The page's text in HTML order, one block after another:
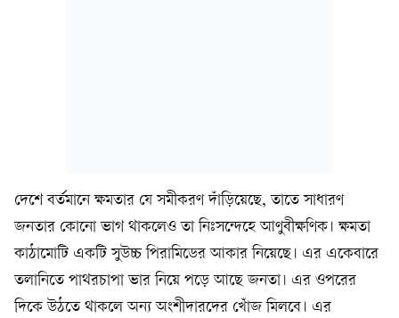
দেশে বর্তমানে ক্ষমতার যে সমীকরণ দাঁড়িয়েছে, তাতে সাধারণ
জনতার কোনো ভাগ থাকলেও তা নিঃসন্দেহে আণুবীক্ষণিক। ক্ষমতা
কাঠামোটি একটি সুউচ্চ পিরামিডের আকার নিয়েছে। এর একেবারে
তলানিতে পাথরচাপা ভার নিয়ে পড়ে আছে জনতা। এর ওপরের
দিকে উঠতে থাকলে অন্য অংশীদারদের খোঁজ মিলবে। এর